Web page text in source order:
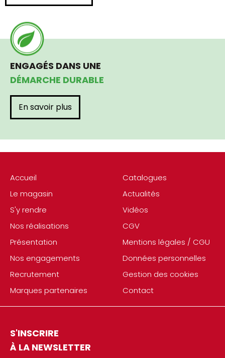
Accueil
Le magasin
S'y rendre
Nos réalisations
Présentation
Nos engagements
Recrutement
Marques partenaires
Catalogues
Actualités
Vidéos
CGV
Mentions légales / CGU
Données personnelles
Gestion des cookies
Contact
S'INSCRIRE
À LA NEWSLETTER
ENGAGÉS DANS UNE
DÉMARCHE DURABLE
En savoir plus